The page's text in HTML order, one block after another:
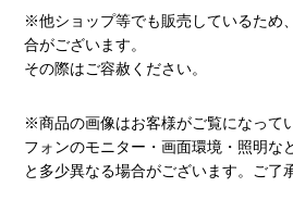
※他ショップ等でも販売しているため
合がございます。
その際はご容赦ください。
※商品の画像はお客様がご覧になって
フォンのモニター・画面環境・照明な
と多少異なる場合がございます。ご了